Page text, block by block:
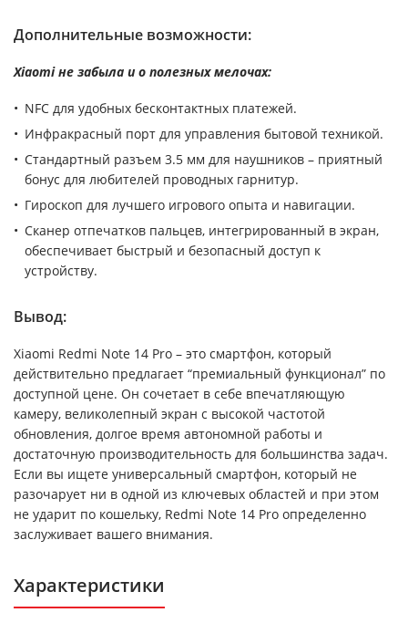
Дополнительные возможности:
Xiaomi не забыла и о полезных мелочах:
NFC для удобных бесконтактных платежей.
Инфракрасный порт для управления бытовой техникой.
Стандартный разъем 3.5 мм для наушников – приятный
бонус для любителей проводных гарнитур.
Гироскоп для лучшего игрового опыта и навигации.
Сканер отпечатков пальцев, интегрированный в экран,
обеспечивает быстрый и безопасный доступ к
устройству.
Вывод:
Xiaomi Redmi Note 14 Pro – это смартфон, который
действительно предлагает “премиальный функционал” по
доступной цене. Он сочетает в себе впечатляющую
камеру, великолепный экран с высокой частотой
обновления, долгое время автономной работы и
достаточную производительность для большинства задач.
Если вы ищете универсальный смартфон, который не
разочарует ни в одной из ключевых областей и при этом
не ударит по кошельку, Redmi Note 14 Pro определенно
заслуживает вашего внимания.
Характеристики